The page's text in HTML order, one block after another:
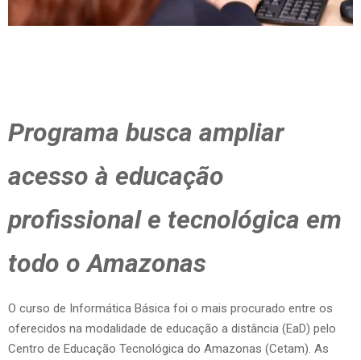
Programa busca ampliar
acesso à educação
profissional e tecnológica em
todo o Amazonas
O curso de Informática Básica foi o mais procurado entre os
oferecidos na modalidade de educação a distância (EaD) pelo
Centro de Educação Tecnológica do Amazonas (Cetam). As